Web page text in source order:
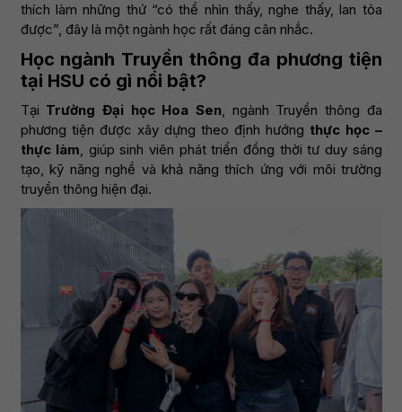
thích làm những thứ “có thể nhìn thấy, nghe thấy, lan tỏa
được”, đây là một ngành học rất đáng cân nhắc.
Học ngành Truyền thông đa phương tiện
tại HSU có gì nổi bật?
Tại Trường Đại học Hoa Sen, ngành Truyền thông đa
phương tiện được xây dựng theo định hướng thực học –
thực làm, giúp sinh viên phát triển đồng thời tư duy sáng
tạo, kỹ năng nghề và khả năng thích ứng với môi trường
truyền thông hiện đại.